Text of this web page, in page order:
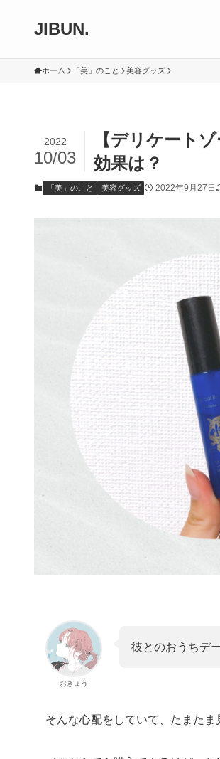
JIBUN.
ホーム 「美」のこと 美容グッズ
【デリケート
効果は？
2022
10/03
「美」のこと 美容グッズ 2022年9月27日
おきょう
彼とのおうちデ
そんな心配をしていて、たまたま